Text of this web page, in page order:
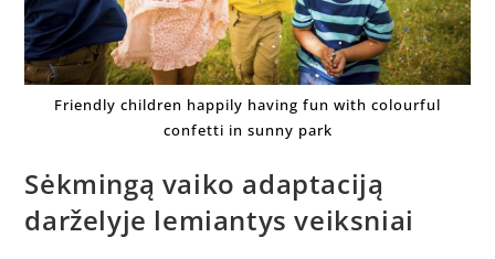
Friendly children happily having fun with colourful
confetti in sunny park
Sėkmingą vaiko adaptaciją
darželyje lemiantys veiksniai